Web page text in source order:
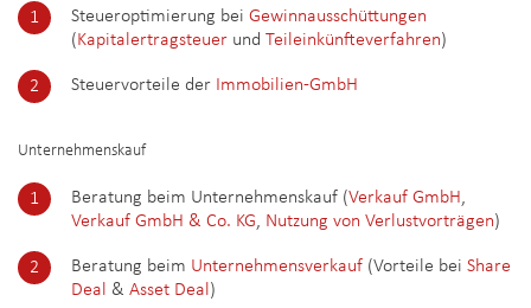
Steueroptimierung bei Gewinnausschüttungen
(Kapitalertragsteuer und Teileinkünfteverfahren)
Steuervorteile der Immobilien-GmbH
Unternehmenskauf
Beratung beim Unternehmenskauf (Verkauf GmbH,
Verkauf GmbH & Co. KG, Nutzung von Verlustvorträgen)
Beratung beim Unternehmensverkauf (Vorteile bei Share
Deal
& Asset Deal )